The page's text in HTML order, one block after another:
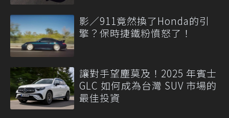
影／911竟然換了Honda的引
擎？保時捷鐵粉憤怒了！
讓對手望塵莫及！2025 年賓士
GLC 如何成為台灣 SUV 市場的
最佳投資